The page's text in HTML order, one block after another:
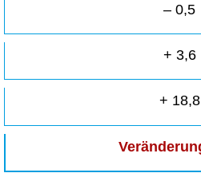
– 0,5
+ 3,6
+ 18,8